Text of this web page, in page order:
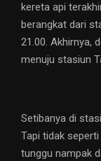
kereta api
berangkat dari
21.00. Akhirnya,
menuju stasiun
Setibanya di
Tapi tidak
tunggu nampak